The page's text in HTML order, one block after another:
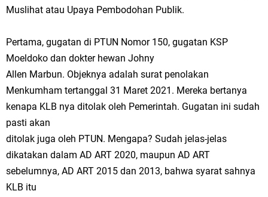
Muslihat atau Upaya Pembodohan Publik.
Pertama, gugatan di PTUN Nomor 150, gugatan KSP
Moeldoko dan dokter hewan Johny
Allen Marbun. Objeknya adalah surat penolakan
Menkumham tertanggal 31 Maret 2021. Mereka bertanya
kenapa KLB nya ditolak oleh Pemerintah. Gugatan ini sudah
pasti akan
ditolak juga oleh PTUN. Mengapa? Sudah jelas-jelas
dikatakan dalam AD ART 2020, maupun AD ART
sebelumnya, AD ART 2015 dan 2013, bahwa syarat sahnya
KLB itu